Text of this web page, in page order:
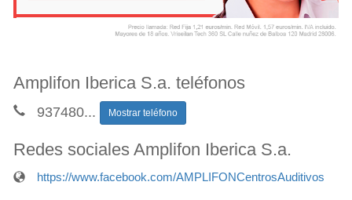
Amplifon Iberica S.a. teléfonos
937480... Mostrar teléfono
Redes sociales Amplifon Iberica S.a.
https://www.facebook.com/AMPLIFONCentrosAuditivos